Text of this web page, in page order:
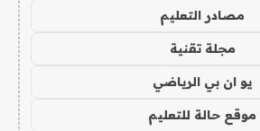
مصادر التعليم
مجلة تقنية
يو ان بي الرياضي
موقع حالة للتعليم